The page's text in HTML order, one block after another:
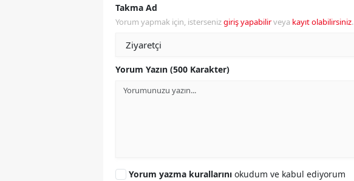
Takma Ad
Yorum yapmak için, istersenizgiriş yapabilirveya kayıt olabilirsiniz.
Yorum Yazın (500 Karakter)
Yorum yazma kurallarını okudum ve kabul ediyorum